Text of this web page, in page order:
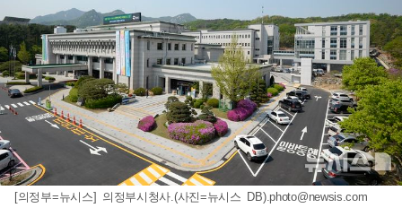
[의정부=뉴시스] 의정부시청사.(사진=뉴시스 DB).photo@newsis.com